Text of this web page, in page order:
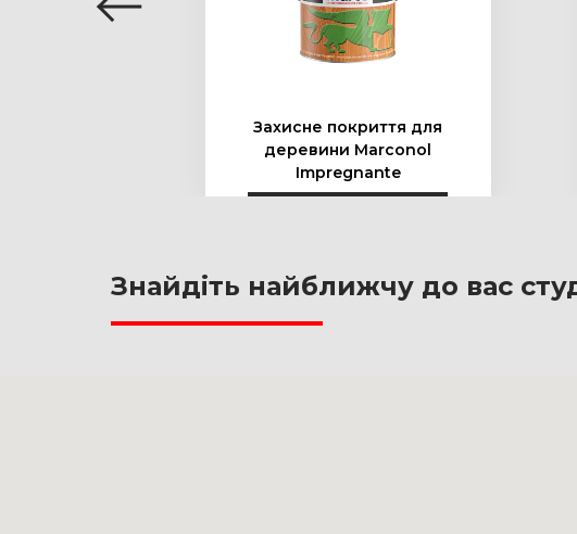
Захисне покриття для
деревини Marconol
Impregnante
Знайдіть найближчу до вас